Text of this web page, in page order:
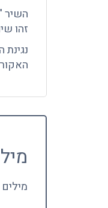
השיר
זהו